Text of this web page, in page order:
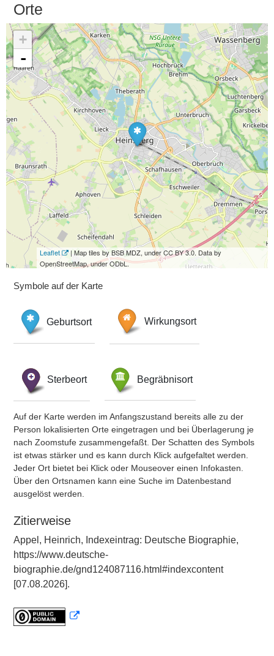
Orte
+
-
Leaflet
| Map tiles by BSB MDZ, under CC BY 3.0. Data by
OpenStreetMap, under ODbL.
Symbole auf der Karte
Geburtsort Wirkungsort
Sterbeort Begräbnisort
Auf der Karte werden im Anfangszustand bereits alle zu der
Person lokalisierten Orte eingetragen und bei Überlagerung je
nach Zoomstufe zusammengefaßt. Der Schatten des Symbols
ist etwas stärker und es kann durch Klick aufgefaltet werden.
Jeder Ort bietet bei Klick oder Mouseover einen Infokasten.
Über den Ortsnamen kann eine Suche im Datenbestand
ausgelöst werden.
Zitierweise
Appel, Heinrich, Indexeintrag: Deutsche Biographie,
https://www.deutsche-
biographie.de/gnd124087116.html#indexcontent
[07.08.2026].